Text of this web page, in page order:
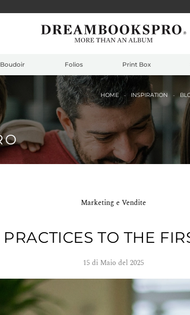
Folios Print Box
HOME INSPIRATION
Marketing e Vendite
TO THE
15 di Maio del 2025